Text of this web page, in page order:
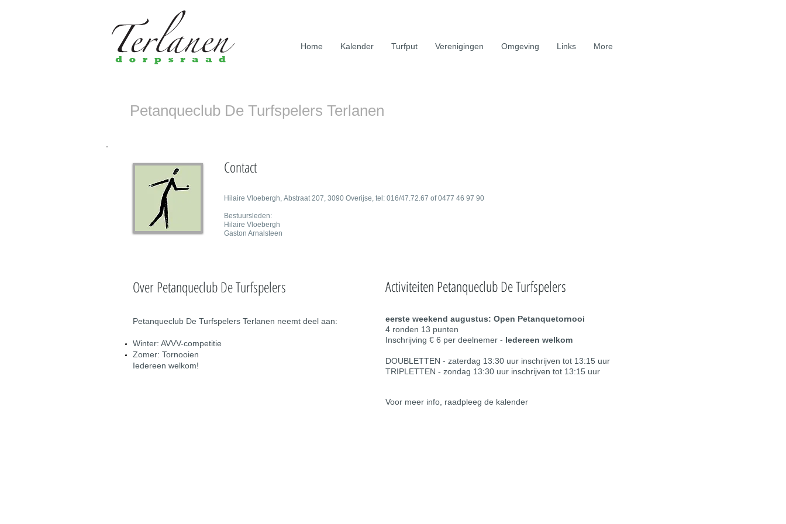
Home Kalender Turfput Verenigingen Omgeving Links More
Petanqueclub De Turfspelers Terlanen
Contact
Hilaire Vloebergh, Abstraat 207, 3090 Overijse, tel: 016/47.72.67 of 0477 46 97 90
Bestuursleden:
Hilaire Vloebergh
Gaston Arnalsteen
Over Petanqueclub De Turfspelers
Petanqueclub De Turfspelers Terlanen neemt deel aan:
Winter: AVVV-competitie
Zomer: Tornooien
Iedereen welkom!
Activiteiten Petanqueclub De Turfspelers
eerste weekend augustus: Open Petanquetornooi
4 ronden 13 punten
Inschrijving € 6 per deelnemer - Iedereen welkom
DOUBLETTEN - zaterdag 13:30 uur inschrijven tot 13:15 uur
TRIPLETTEN - zondag 13:30 uur inschrijven tot 13:15 uur
Voor meer info, raadpleeg de kalender